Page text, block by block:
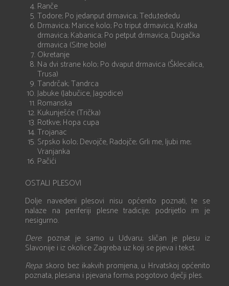
Ranče
Todore; Po jedanput drmavica; Tedu,tededu
Drmavica; Marice kolo; Po triput drmavica, Kratka
drmavica; Kabanica; Po petput drmavica, Dugačka
drmavica (Sitne bole)
Okretanje
Na dvi strane kolo; Po dvaput drmavica (Šklecalica,
Trusa)
Tandrčak; Tandrca
Jabuke (Jabučice, Jagodice)
Romanska
Kukunješće (Trička)
Rotkve; Hopa cupa
Trojanac
Srpsko kolo; Devojče, Radojče; Grli me, ljubi me;
Vranjanka
Pačići
OSTALI PLESOVI
Dolje navedeni plesovi nisu općenito poznati, te se
nalaze na periferiji plesne tradicije; podrijetlo im je
nesigurno.
Dere: poznat je samo u Udvaru; sličan je plesu iz
Slavonije i iz okolice Zagreba uz koji se pjeva i tekst.
Repa: skoro bez ikakvih promjena, u Hrvatskoj općenito
poznata, plesana i pjevana forma; pogotovo dječji ples.